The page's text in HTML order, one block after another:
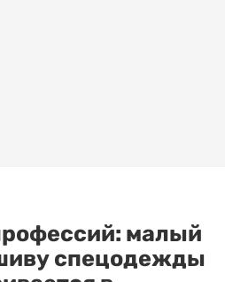
малый
спецодежды